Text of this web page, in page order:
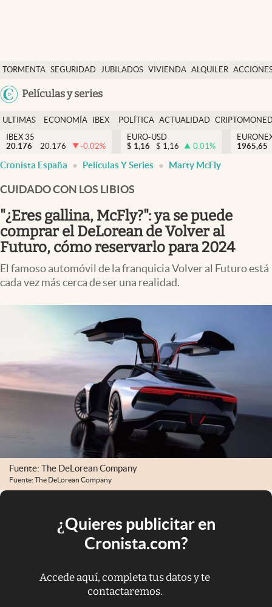
TORMENTA SEGURIDAD JUBILADOS VIVIENDA ALQUILER
USA
Películas y series
Economía y finanzas
Política
Actualidad
Criptomonedas
España
ULTIMAS
NOTICIAS
ECONOMÍA
FINANZAS
IBEX
EURO
POLÍTICA ACTUALIDAD
IBEX 35
20.176
20.176 -0.02%
EURO-USD
$ 1,16 $ 1,16 0.01%
1965,65
Cronista España Películas Y Series Marty McFly
CUIDADO CON LOS LIBIOS
"¿Eres gallina, McFly?": ya se puede
comprar el DeLorean de Volver al
Futuro, cómo reservarlo para 2024
El famoso automóvil de la franquicia Volver al Futuro está
cada vez más cerca de ser una realidad.
Fuente: The DeLorean Company
Fuente: The DeLorean Company
¿Quieres publicitar en
Cronista.com?
Accede aquí, completa tus datos y te
contactaremos.